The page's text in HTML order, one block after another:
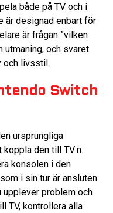
både på TV och i
är designad enbart för
är frågan ”vilken
utmaning, och svaret
och livsstil.
Switch
ursprungliga
den till TV:n.
konsolen i den
i sin tur är ansluten
upplever problem och
TV, kontrollera alla